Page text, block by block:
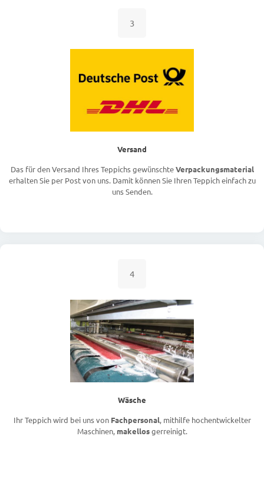
3
Versand
Das für den Versand Ihres Teppichs gewünschteVerpackungsmaterial
erhalten Sie per Post von uns. Damit können Sie Ihren Teppich einfach zu
uns Senden.
4
Wäsche
Ihr Teppich wird bei uns von Fachpersonal, mithilfe hochentwickelter
Maschinen, makellosgerreinigt.